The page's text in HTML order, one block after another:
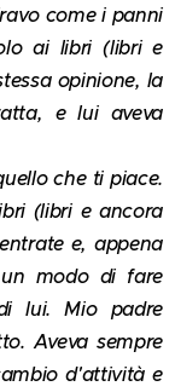
come i panni
ai libri (libri e
opinione, la
e lui aveva
che ti piace.
(libri e ancora
e, appena
modo di fare
lui. Mio padre
Aveva sempre
d'attività e